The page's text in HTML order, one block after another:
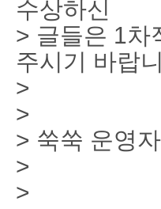
수상하신
> 글들은 1차
주시기 바랍
>
>
> 쑥쑥 운영
>
>